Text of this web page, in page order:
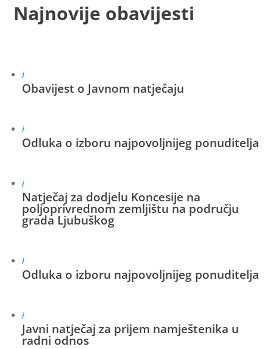
Najnovije obavijesti
i
Obavijest o Javnom natječaju
i
Odluka o izboru najpovoljnijeg ponuditelja
i
Natječaj za dodjelu Koncesije na
poljoprivrednom zemljištu na području
grada Ljubuškog
i
Odluka o izboru najpovoljnijeg ponuditelja
i
Javni natječaj za prijem namještenika u
radni odnos